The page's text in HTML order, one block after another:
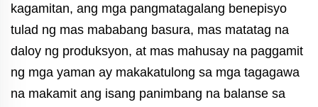
kagamitan, ang mga pangmatagalang benepisyo
tulad ng mas mababang basura, mas matatag na
daloy ng produksyon, at mas mahusay na paggamit
ng mga yaman ay makakatulong sa mga tagagawa
na makamit ang isang panimbang na balanse sa